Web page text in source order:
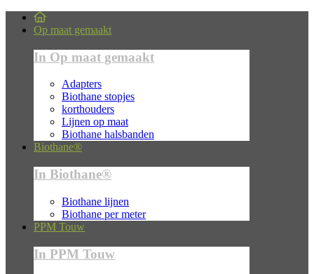
Op maat gemaakt
In Op maat gemaakt
Adapters
Biothane stopjes
korthouders
Lijnen op maat
Biothane halsbanden
Biothane®
In Biothane®
Biothane lijnen
Biothane per meter
PPM Touw
In PPM Touw